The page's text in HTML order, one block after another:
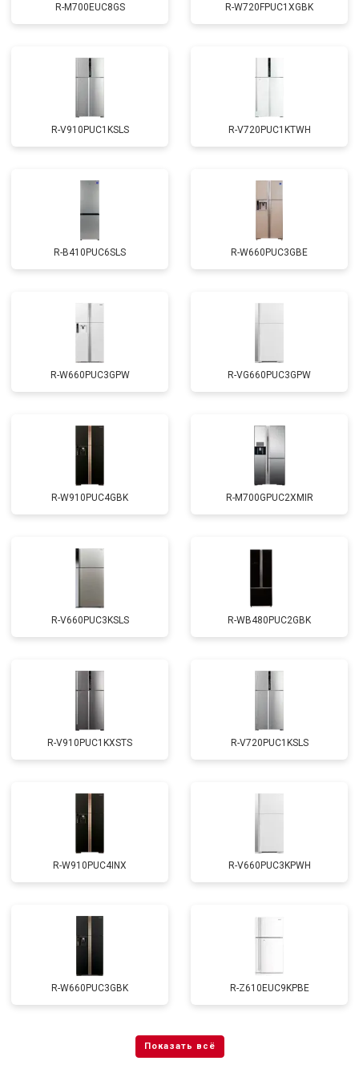
R-M700EUC8GS R-W720FPUC1XGBK
R-V910PUC1KSLS R-V720PUC1KTWH
R-B410PUC6SLS R-W660PUC3GBE
R-W660PUC3GPW R-VG660PUC3GPW
R-W910PUC4GBK R-M700GPUC2XMIR
R-V660PUC3KSLS R-WB480PUC2GBK
R-V910PUC1KXSTS R-V720PUC1KSLS
R-W910PUC4INX R-V660PUC3KPWH
R-W660PUC3GBK R-Z610EUC9KPBE